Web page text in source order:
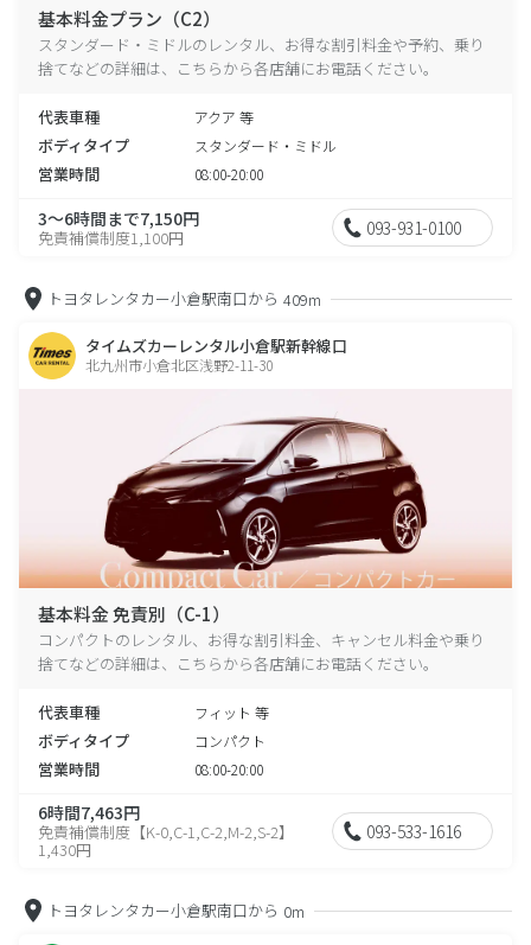
基本料金プラン（C2）
スタンダード・ミドルのレンタル、お得な割引料金や予約、乗り
捨てなどの詳細は、こちらから各店舗にお電話ください。
代表車種 アクア 等
ボディタイプ スタンダード・ミドル
営業時間 08:00-20:00
3～6時間まで7,150円
免責補償制度1,100円 093-931-0100
トヨタレンタカー小倉駅南口から 409m
タイムズカーレンタル小倉駅新幹線口
北九州市小倉北区浅野2-11-30
基本料金 免責別（C-1）
コンパクトのレンタル、お得な割引料金、キャンセル料金や乗り
捨てなどの詳細は、こちらから各店舗にお電話ください。
代表車種 フィット 等
ボディタイプ コンパクト
営業時間 08:00-20:00
6時間7,463円
免責補償制度【K-0,C-1,C-2,M-2,S-2】
1,430円
093-533-1616
トヨタレンタカー小倉駅南口から 0m